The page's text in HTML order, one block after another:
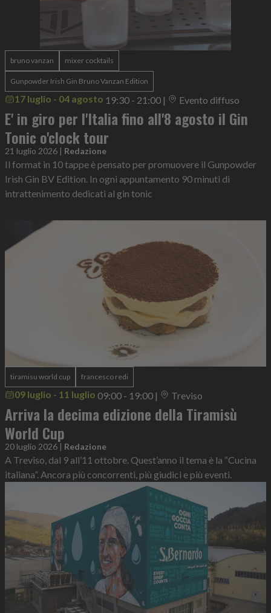
bruno vanzan mixer cocktails
Gunpowder Irish Gin Bruno Vanzan Edition
17 luglio - 04 agosto 19:30 - 21:00 | Evento diffuso
E' in giro per l'Italia fino all'8 agosto il Gin
Tonic o'clock tour
21 luglio 2026 | Redazione
Il format in 10 tappe è pensato per promuovere il Gunpowder
Irish Gin BV Edition. In ogni appuntamento 90 minuti di
intrattenimento dedicati al gin tonic
tiramisu world cup francesco redi
09 luglio - 11 luglio 09:00 - 19:00 | Treviso
Arriva la decima edizione della Tiramisù
World Cup
20 luglio 2026 | Redazione
A Treviso, dal 9 all’11 ottobre. Quest’anno il tema è la “Cucina
italiana”. Ancora più concorrenti, più giudici e più eventi.